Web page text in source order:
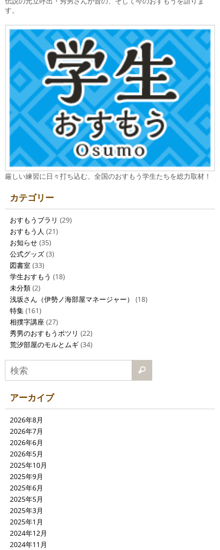
す。
厳しい練習に日々打ち込む、全国のおすもう学生たちを総力取材！
カテゴリー
おすもうブラリ (29)
おすもう人 (21)
お知らせ (35)
公式グッズ (3)
図書室 (33)
学生おすもう (18)
未分類 (2)
浅坂さん（伊勢ノ海部屋マネージャー）
(18)
特集 (161)
相撲字講座 (27)
秀男のおすもうポツリ (22)
荒汐部屋のモルとムギ (34)
アーカイブ
2026年8月
2026年7月
2026年6月
2026年5月
2025年10月
2025年9月
2025年6月
2025年5月
2025年3月
2025年1月
2024年12月
2024年11月